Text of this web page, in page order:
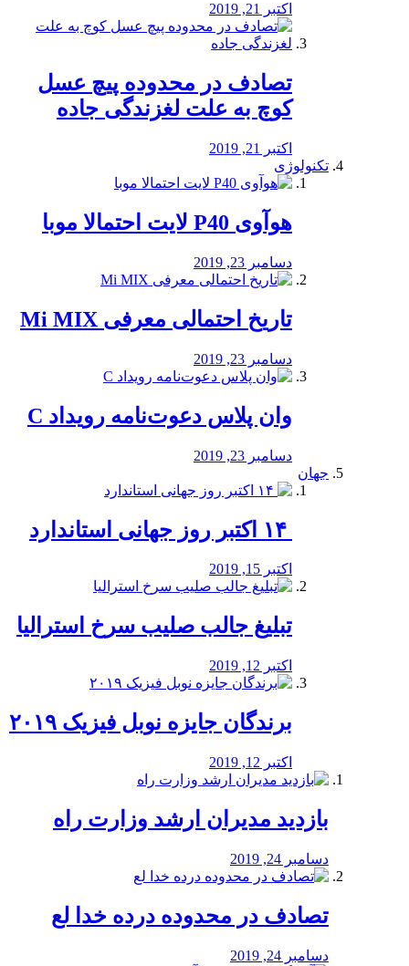
اکتبر 21, 2019
تصادف در محدوده پیچ عسل
کوچ به علت لغزندگی جاده
اکتبر 21, 2019
تکنولوژی
هوآوی P40 لایت احتمالا موبا
دسامبر 23, 2019
تاریخ احتمالی معرفی Mi MIX
دسامبر 23, 2019
وان پلاس دعوت‌نامه رویداد C
دسامبر 23, 2019
جهان
اکتبر 15, 2019
تبلیغ جالب صلیب سرخ استرالیا
اکتبر 12, 2019
برندگان جایزه نوبل فیزیک ۲۰۱۹
اکتبر 12, 2019
بازدید مدیران ارشد وزارت راه
دسامبر 24, 2019
تصادف در محدوده درده خدا لع
دسامبر 24, 2019